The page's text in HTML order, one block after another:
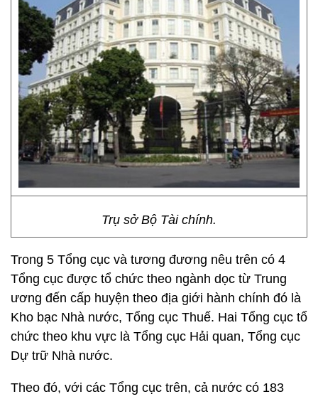
Trụ sở Bộ Tài chính.
Trong 5 Tổng cục và tương đương nêu trên có 4
Tổng cục được tổ chức theo ngành dọc từ Trung
ương đến cấp huyện theo địa giới hành chính đó là
Kho bạc Nhà nước, Tổng cục Thuế. Hai Tổng cục tổ
chức theo khu vực là Tổng cục Hải quan, Tổng cục
Dự trữ Nhà nước.
Theo đó, với các Tổng cục trên, cả nước có 183